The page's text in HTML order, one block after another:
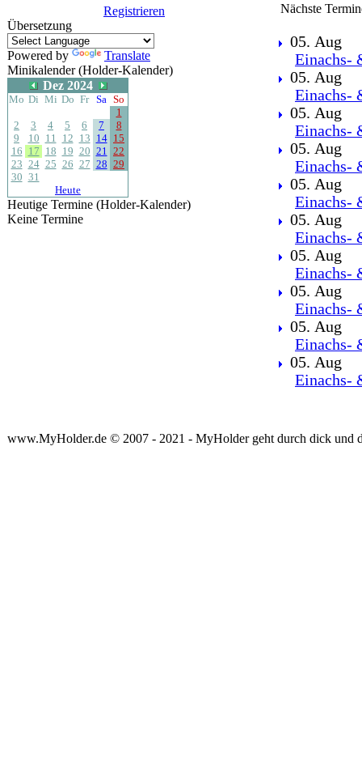
Registrieren
Übersetzung
Powered by
Translate
Minikalender (Holder-Kalender)
Dez 2024
Mo Di Mi Do Fr Sa So
1
2
3 4 5 6 7
8
9
10 11 12 13 14 15
16 17 18 19 20 21 22
23 24 25 26 27 28 29
30 31
Heute
Heutige Termine (Holder-Kalender)
Keine Termine
Nächste
05. Aug
Einachs-
05. Aug
Einachs-
05. Aug
Einachs-
05. Aug
Einachs-
05. Aug
Einachs-
05. Aug
Einachs-
05. Aug
Einachs-
05. Aug
Einachs-
05. Aug
Einachs-
05. Aug
Einachs-
www.MyHolder.de © 2007 - 2021 - MyHolder geht durch dick und